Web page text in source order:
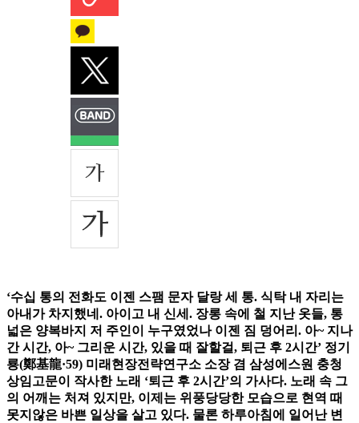
‘수십 통의 전화도 이젠 스팸 문자 달랑 세 통. 식탁 내 자리는
아내가 차지했네. 아이고 내 신세. 장롱 속에 철 지난 옷들, 통
넓은 양복바지 저 주인이 누구였었나 이젠 짐 덩어리. 아~ 지나
간 시간, 아~ 그리운 시간, 있을 때 잘할걸, 퇴근 후 2시간’ 정기
룡(鄭基龍·59) 미래현장전략연구소 소장 겸 삼성에스원 충청
상임고문이 작사한 노래 ‘퇴근 후 2시간’의 가사다. 노래 속 그
의 어깨는 처져 있지만, 이제는 위풍당당한 모습으로 현역 때
못지않은 바쁜 일상을 살고 있다. 물론 하루아침에 일어난 변